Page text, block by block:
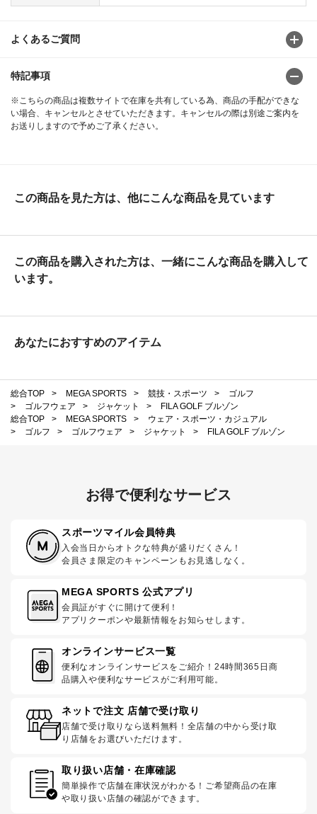
よくあるご質問
特記事項
※こちらの商品は複数サイトで在庫を共有している為、商品の手配ができな
い場合、キャンセルとさせていただきます。キャンセルの際は別途ご案内を
お送りしますので予めご了承ください。
この商品を見た方は、他にこんな商品を見ています
この商品を購入された方は、一緒にこんな商品を購入して
います。
あなたにおすすめのアイテム
総合TOP > MEGA SPORTS > 競技・スポーツ >
ゴルフ
>
ゴルフウェア > ジャケット >
FILA GOLF ブルゾン
総合TOP
> MEGA SPORTS >
ウェア・スポーツ・カジュアル
>
ゴルフ > ゴルフウェア > ジャケット > FILA GOLF ブルゾン
お得で便利なサービス
スポーツマイル会員特典
入会当日からオトクな特典が盛りだくさん！
会員さま限定のキャンペーンもお見逃しなく。
MEGA SPORTS 公式アプリ
会員証がすぐに開けて便利！
アプリクーポンや最新情報をお知らせします。
オンラインサービス一覧
便利なオンラインサービスをご紹介！24時間365日商
品購入や便利なサービスがご利用可能。
ネットで注文 店舗で受け取り
店舗で受け取りなら送料無料！全店舗の中から受け取
り店舗をお選びいただけます。
取り扱い店舗・在庫確認
簡単操作で店舗在庫状況がわかる！ご希望商品の在庫
や取り扱い店舗の確認ができます。